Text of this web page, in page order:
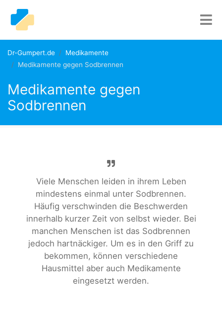
Dr-Gumpert.de
Medikamente
Medikamente gegen Sodbrennen
Medikamente gegen
Sodbrennen
Viele Menschen leiden in ihrem Leben
mindestens einmal unter Sodbrennen.
Häufig verschwinden die Beschwerden
innerhalb kurzer Zeit von selbst wieder. Bei
manchen Menschen ist das Sodbrennen
jedoch hartnäckiger. Um es in den Griff zu
bekommen, können verschiedene
Hausmittel aber auch Medikamente
eingesetzt werden.